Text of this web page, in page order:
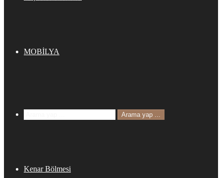
MOBİLYA
Arama yap ...
Kenar Bölmesi